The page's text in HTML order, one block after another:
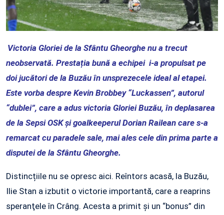
Victoria Gloriei de la Sfântu Gheorghe nu a trecut
neobservată. Prestația bună a echipei i-a propulsat pe
doi jucători de la Buzău în unsprezecele ideal al etapei.
Este vorba despre Kevin Brobbey “Luckassen”, autorul
“dublei”, care a adus victoria Gloriei Buzău, în deplasarea
de la Sepsi OSK şi goalkeeperul Dorian Railean care s-a
remarcat cu paradele sale, mai ales cele din prima parte a
disputei de la Sfântu Gheorghe.
Distincțiile nu se opresc aici. Reîntors acasă, la Buzău,
Ilie Stan a izbutit o victorie importantă, care a reaprins
speranţele în Crâng. Acesta a primit şi un “bonus” din